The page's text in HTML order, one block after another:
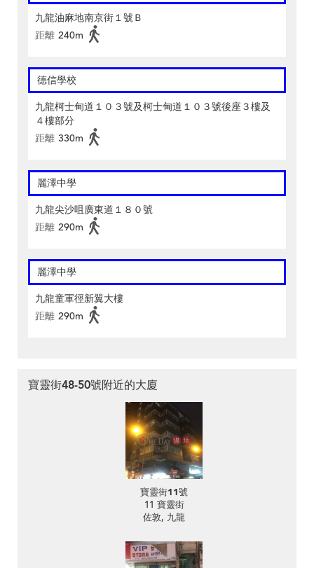
九龍油麻地南京街１號Ｂ
距離 240m
德信學校
九龍柯士甸道１０３號及柯士甸道１０３號後座３樓及
４樓部分
距離 330m
麗澤中學
九龍尖沙咀廣東道１８０號
距離 290m
麗澤中學
九龍童軍徑新翼大樓
距離 290m
寶靈街48-50號附近的大廈
寶靈街11號
11 寶靈街
佐敦, 九龍